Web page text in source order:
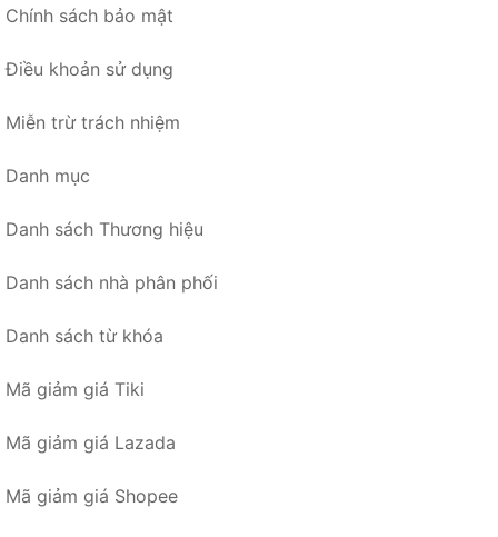
Chính sách bảo mật
Điều khoản sử dụng
Miễn trừ trách nhiệm
Danh mục
Danh sách Thương hiệu
Danh sách nhà phân phối
Danh sách từ khóa
Mã giảm giá Tiki
Mã giảm giá Lazada
Mã giảm giá Shopee